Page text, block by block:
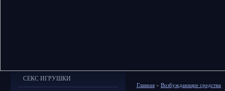
СЕКС ИГРУШКИ
Главная » Возбуждающие средства